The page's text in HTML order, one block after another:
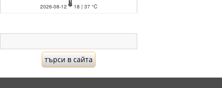
2026-08-12 18 | 37 °C